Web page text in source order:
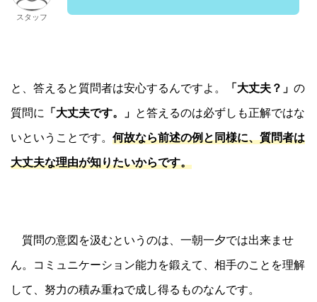
スタッフ
と、答えると質問者は安心するんですよ。 「大丈夫？」 の
質問に 「大丈夫です。」 と答えるのは必ずしも正解ではな
いということです。 何故なら前述の例と同様に、質問者は
大丈夫な理由が知りたいからです。
質問の意図を汲むというのは、一朝一夕では出来ませ
ん。コミュニケーション能力を鍛えて、相手のことを理解
して、努力の積み重ねで成し得るものなんです。